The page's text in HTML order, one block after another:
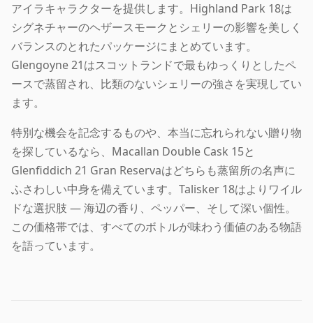
アイラキャラクターを提供します。Highland Park 18は
シグネチャーのヘザースモークとシェリーの影響を美しく
バランスのとれたパッケージにまとめています。
Glengoyne 21はスコットランドで最もゆっくりとしたペ
ースで蒸留され、比類のないシェリーの強さを実現してい
ます。
特別な機会を記念するものや、本当に忘れられない贈り物
を探しているなら、Macallan Double Cask 15と
Glenfiddich 21 Gran Reservaはどちらも蒸留所の名声に
ふさわしい中身を備えています。Talisker 18はよりワイル
ドな選択肢 — 海辺の香り、ペッパー、そして深い個性。
この価格帯では、すべてのボトルが味わう価値のある物語
を語っています。